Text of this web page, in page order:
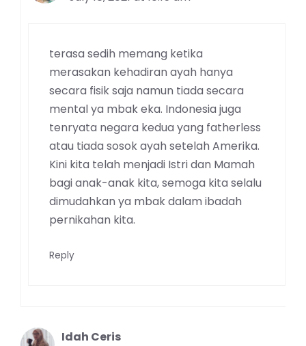
terasa sedih memang ketika
merasakan kehadiran ayah hanya
secara fisik saja namun tiada secara
mental ya mbak eka. Indonesia juga
tenryata negara kedua yang fatherless
atau tiada sosok ayah setelah Amerika.
Kini kita telah menjadi Istri dan Mamah
bagi anak-anak kita, semoga kita selalu
dimudahkan ya mbak dalam ibadah
pernikahan kita.
Reply
Idah Ceris